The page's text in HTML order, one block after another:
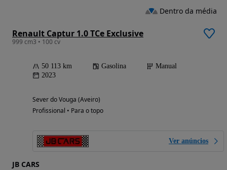
Renault Captur 1.0 TCe Exclusive
999 cm3 • 100 cv
50 113 km Gasolina
Manual
2023
Sever do Vouga (Aveiro)
Profissional • Para o topo
Ver anúncios
JB CARS
Dentro da média